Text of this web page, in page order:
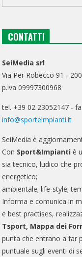
CONTATTI
SeiMedia srl
Via Per Robecco 91 -
p.iva 09997300968
tel. +39 02 23052147 -
info@sporteimpianti.it
SeiMedia è
Con Sport&Impianti è
sia tecnico, ludico che
energetico;
ambientale; life-style;
Informa e comunica in
e best practises,
Tsport, Mappa dei
punta che entrano a far
puntuale sugli eventi di